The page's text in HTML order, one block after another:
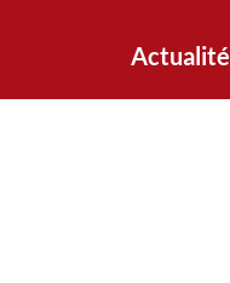
Actualité